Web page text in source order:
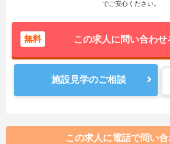
でご安心ください。
無料 この求人に問い合わせ
施設見学のご相談
この求人に電話で問い